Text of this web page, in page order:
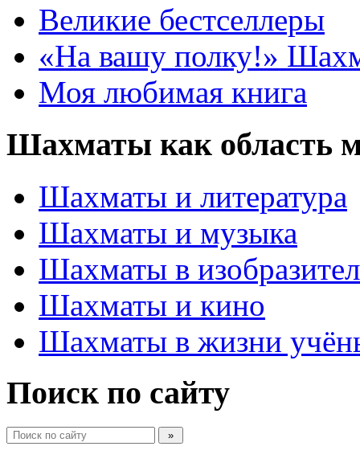
Великие бестселлеры
«На вашу полку!»
Моя любимая книга
Шахматы как область
Шахматы и литература
Шахматы и музыка
Шахматы в
Шахматы и кино
Шахматы в жизни
Поиск по сайту